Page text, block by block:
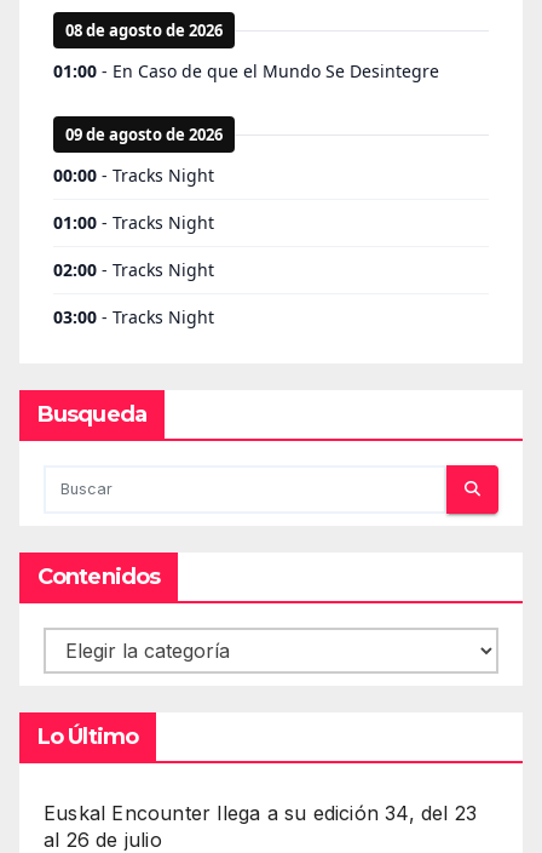
Busqueda
Contenidos
Contenidos
Lo Último
Euskal Encounter llega a su edición 34, del 23
al 26 de julio